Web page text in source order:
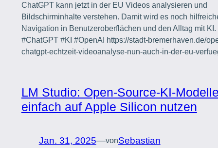
ChatGPT kann jetzt in der EU Videos analysieren und
Bildschirminhalte verstehen. Damit wird es noch
Navigation in Benutzeroberflächen und den Alltag mit KI.
#ChatGPT #KI #OpenAI https://stadt-bremerhaven.de/
chatgpt-echtzeit-videoanalyse-nun-auch-in-der-eu-
LM Studio: Open-Source-KI-
einfach auf Apple Silicon nutzen
Jan. 31, 2025—vonSebastian